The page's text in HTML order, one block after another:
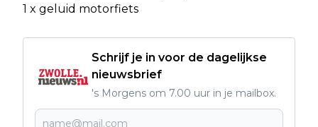
1 x geluid motorfiets
Schrijf je in voor de dagelijkse
nieuwsbrief
's Morgens om 7.00 uur in je mailbox.